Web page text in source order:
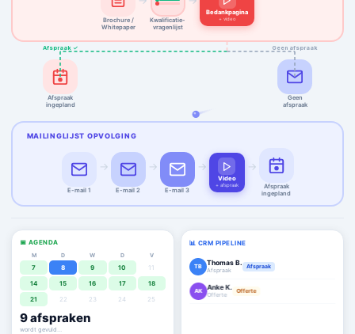
Brochure /
Whitepaper
Kwalificatie-
vragenlijst
Bedankpagina
+ video
Afspraak ✓ Geen afspraak
Afspraak
ingepland
Geen
afspraak
MAILINGLIJST OPVOLGING
E-mail 1
→
E-mail 2
→
E-mail 3
→
Video
+ afspraak
→
Afspraak
ingepland
📅 AGENDA
M D W D V
7 8 9 10
11
14
15 16 17
18
21
22 23 24 25
9afspraken
agenda staat vol ✓
📊 CRM PIPELINE
TB Thomas B.
Afspraak
Afspraak
AK Anke K.
Offerte
Offerte